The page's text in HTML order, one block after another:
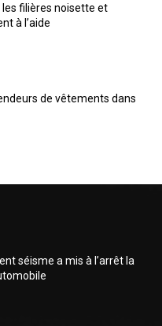
les filières noisette et
à l’aide
de vêtements dans
séisme a mis à l’arrêt la